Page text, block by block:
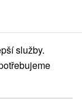
Biely Potok
Biely
služby.